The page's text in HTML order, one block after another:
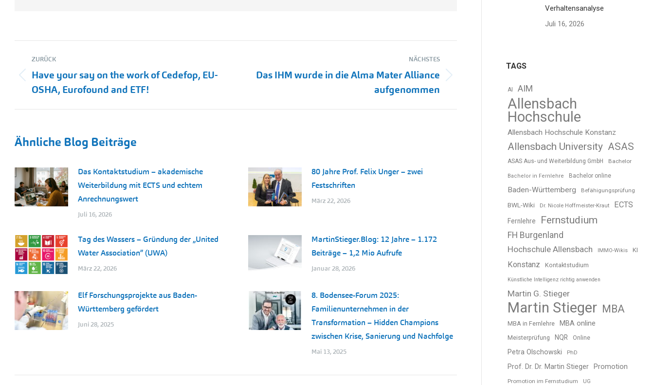
Kommentarnavigation
ZURÜCK
Vorheriger
Beitrag:
Have your say on the work of Cedefop, EU-
OSHA, Eurofound and ETF!
NÄCHSTES
Nächster
Das IHM wurde in die Alma Mater Alliance
aufgenommen
Ähnliche Blog Beiträge
Das Kontaktstudium – akademische
Weiterbildung mit ECTS und echtem
Anrechnungswert
Juli 16, 2026
80 Jahre Prof. Felix Unger – zwei
Festschriften
März 22, 2026
Tag des Wassers – Gründung der „United
Water Association” (UWA)
März 22, 2026
MartinStieger.Blog: 12 Jahre – 1.172
Beiträge – 1,2 Mio Aufrufe
Januar 28, 2026
Elf Forschungsprojekte aus Baden-
Württemberg gefördert
Juni 28, 2025
8. Bodensee-Forum 2025:
Familienunternehmen in der
Transformation – Hidden Champions
zwischen Krise, Sanierung und Nachfolge
Mai 13, 2025
Verhaltensanalyse
Juli 16, 2026
TAGS
AI AIM
Allensbach
Hochschule
Allensbach Hochschule Konstanz
Allensbach University ASAS
ASAS Aus- und Weiterbildung GmbH Bachelor
Bachelor in Fernlehre Bachelor online
Baden-Württemberg Befähigungsprüfung
BWL-Wiki Dr. Nicole Hoffmeister-Kraut ECTS
Fernlehre Fernstudium
FH Burgenland
Hochschule Allensbach
IMMO-Wikis KI
Konstanz Kontaktstudium
Künstliche Intelligenz richtig anwenden
Martin G. Stieger
Martin Stieger MBA
MBA in Fernlehre MBA online
Meisterprüfung NQR Online
Petra Olschowski PhD
Prof. Dr. Dr. Martin Stieger Promotion
Promotion im Fernstudium UG